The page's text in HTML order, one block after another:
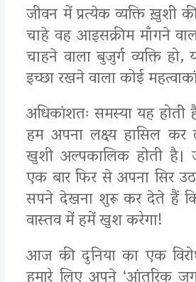
जीवन में प्रत्येक व्यक्ति ख़ुशी
चाहे वह आइसक्रीम माँगने
चाहने वाला बुजुर्ग व्यक्ति
इच्छा रखने वाला कोई
अधिकांशतः समस्या यह
हम अपना लक्ष्य हासिल कर
खुशी अल्पकालिक होती है।
एक बार फिर से अपना सिर
सपने देखना शुरू कर देते हैं
वास्तव में हमें खुश करेगा!
आज की दुनिया का एक